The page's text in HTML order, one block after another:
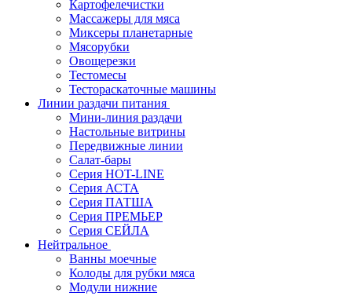
Картофелечистки
Массажеры для мяса
Миксеры планетарные
Мясорубки
Овощерезки
Тестомесы
Тестораскаточные машины
Линии раздачи питания
Мини-линия раздачи
Настольные витрины
Передвижные линии
Салат-бары
Серия HOT-LINE
Серия АСТА
Серия ПАТША
Серия ПРЕМЬЕР
Серия СЕЙЛА
Нейтральное
Ванны моечные
Колоды для рубки мяса
Модули нижние